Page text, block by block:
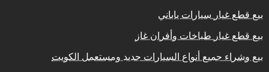
بيع قطع غيار سيارات ياباني
بيع قطع غيار طباخات وأفران غاز
بيع وشراء جميع أنواع السيارات جديد ومستعمل الكويت